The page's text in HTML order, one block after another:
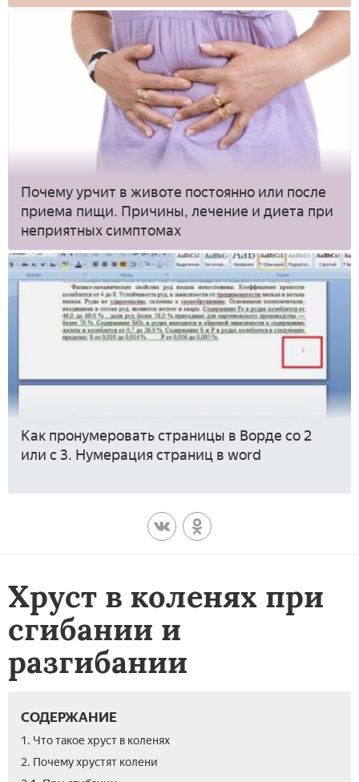
Почему урчит в животе постоянно или после
приема пищи. Причины, лечение и диета при
неприятных симптомах
Как пронумеровать страницы в Ворде со 2
или с 3. Нумерация страниц в word
Хруст в коленях при
сгибании и
разгибании
СОДЕРЖАНИЕ
1. Что такое хруст в коленях
2. Почему хрустят колени